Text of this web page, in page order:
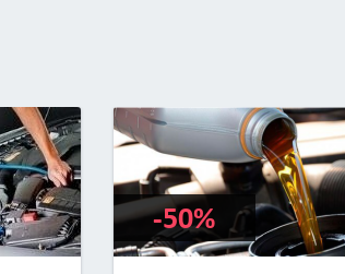
-50%